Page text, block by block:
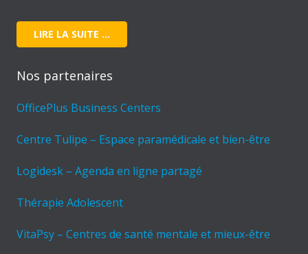
LIRE LA SUITE …
Nos partenaires
OfficePlus Business Centers
Centre Tulipe – Espace paramédicale et bien-être
Logidesk – Agenda en ligne partagé
Thérapie Adolescent
VitaPsy – Centres de santé mentale et mieux-être